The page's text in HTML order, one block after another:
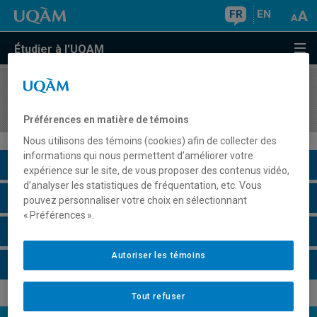
FR EN
Étudier à l'UQAM
COURS//
Description du cours
Horaire - Été 2026
Préférences en matière de témoins
Nous utilisons des témoins (cookies) afin de collecter des
informations qui nous permettent d’améliorer votre
expérience sur le site, de vous proposer des contenus vidéo,
d’analyser les statistiques de fréquentation, etc. Vous
pouvez personnaliser votre choix en sélectionnant
« Préférences ».
Tout refuser
Autoriser les témoins